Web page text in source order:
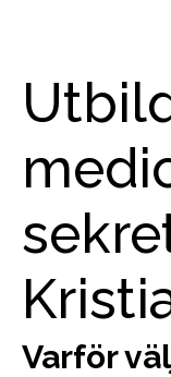
Varför